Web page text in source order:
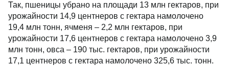
Так, пшеницы убрано на площади 13 млн гектаров, при
урожайности 14,9 центнеров с гектара намолочено
19,4 млн тонн, ячменя – 2,2 млн гектаров, при
урожайности 17,6 центнеров с гектара намолочено 3,9
млн тонн, овса – 190 тыс. гектаров, при урожайности
17,1 центнеров с гектара намолочено 325,6 тыс. тонн.